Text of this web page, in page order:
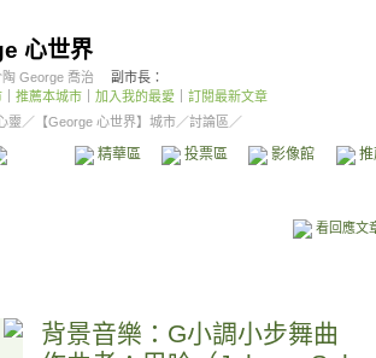
心世界
George 喬治
副市長：
推薦本城市 加入我的最愛
訂閱最新文章
靈 ／ 【George 心世界】城市／討論區／
精華區 投票區 影像館
看回應文
背景音樂：G小調小步舞曲